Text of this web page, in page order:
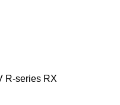
R-series RX